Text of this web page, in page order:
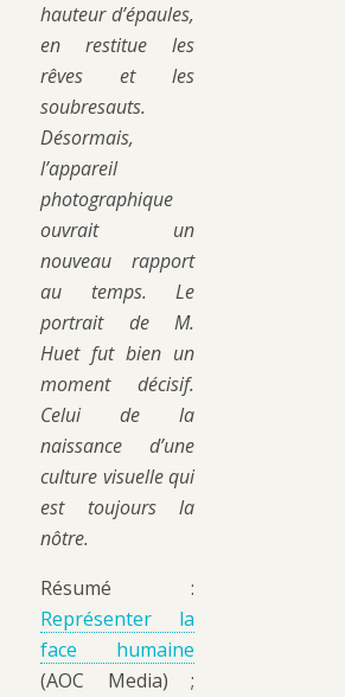
hauteur d’épaules,
en restitue les
rêves et les
soubresauts.
Désormais,
l’appareil
photographique
ouvrait un
nouveau rapport
au temps. Le
portrait de M.
Huet fut bien un
moment décisif.
Celui de la
naissance d’une
culture visuelle qui
est toujours la
nôtre.
Résumé :
Représenter la
face humaine
(AOC Media) ;